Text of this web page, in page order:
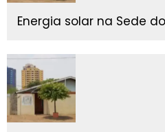
Energia solar na Sede